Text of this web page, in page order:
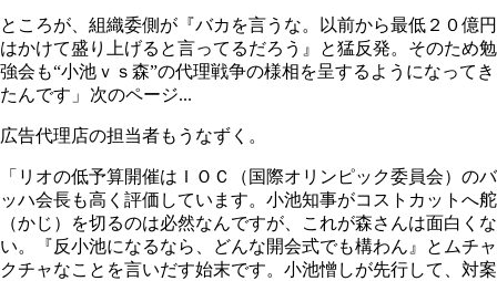
ところが、組織委側が『バカを言うな。以前から最低２０億円
はかけて盛り上げると言ってるだろう』と猛反発。そのため勉
強会も“小池ｖｓ森”の代理戦争の様相を呈するようになってき
たんです」
次のページ...
広告代理店の担当者もうなずく。
「リオの低予算開催はＩＯＣ（国際オリンピック委員会）のバ
ッハ会長も高く評価しています。小池知事がコストカットへ舵
（かじ）を切るのは必然なんですが、これが森さんは面白くな
い。『反小池になるなら、どんな開会式でも構わん』とムチャ
クチャなことを言いだす始末です。小池憎しが先行して、対案